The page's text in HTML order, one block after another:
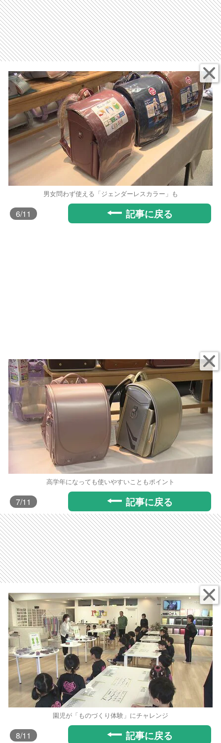
男女問わず使える「ジェンダーレスカラー」も
6/11 記事に戻る
高学年になっても使いやすいこともポイント
7/11 記事に戻る
園児が「ものづくり体験」にチャレンジ
8/11 記事に戻る